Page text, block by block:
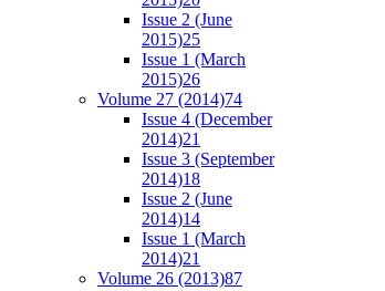
Issue 2 (June
2015)25
Issue 1 (March
2015)26
Volume 27 (2014)74
Issue 4 (December
2014)21
Issue 3 (September
2014)18
Issue 2 (June
2014)14
Issue 1 (March
2014)21
Volume 26 (2013)87